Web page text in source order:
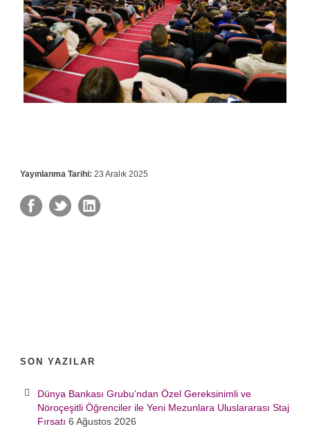
Yayınlanma Tarihi: 23 Aralık 2025
SON YAZILAR
Dünya Bankası Grubu’ndan Özel Gereksinimli ve
Nöroçeşitli Öğrenciler ile Yeni Mezunlara Uluslararası Staj
Fırsatı 6 Ağustos 2026